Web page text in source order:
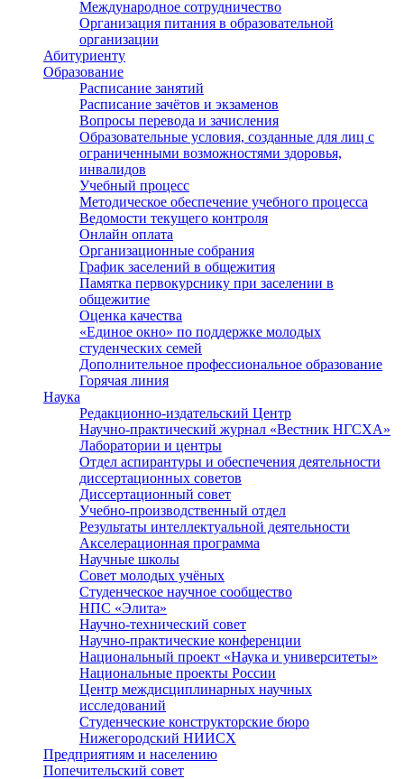
Международное сотрудничество
Организация питания в образовательной
организации
Абитуриенту
Образование
Расписание занятий
Расписание зачётов и экзаменов
Вопросы перевода и зачисления
Образовательные условия, созданные для лиц с
ограниченными возможностями здоровья,
инвалидов
Учебный процесс
Методическое обеспечение учебного процесса
Ведомости текущего контроля
Онлайн оплата
Организационные собрания
График заселений в общежития
Памятка первокурснику при заселении в
общежитие
Оценка качества
«Единое окно» по поддержке молодых
студенческих семей
Дополнительное профессиональное образование
Горячая линия
Наука
Редакционно-издательский Центр
Научно-практический журнал «Вестник НГСХА»
Лаборатории и центры
Отдел аспирантуры и обеспечения деятельности
диссертационных советов
Диссертационный совет
Учебно-производственный отдел
Результаты интеллектуальной деятельности
Акселерационная программа
Научные школы
Совет молодых учёных
Студенческое научное сообщество
НПС «Элита»
Научно-технический совет
Научно-практические конференции
Национальный проект «Наука и университеты»
Национальные проекты России
Центр междисциплинарных научных
исследований
Студенческие конструкторские бюро
Нижегородский НИИСХ
Предприятиям и населению
Попечительский совет